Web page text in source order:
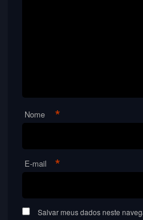
Nome *
E-mail *
Salvar meus dados neste